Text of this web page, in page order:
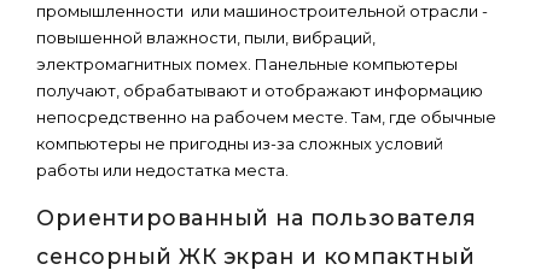
промышленности или машиностроительной отрасли -
повышенной влажности, пыли, вибраций,
электромагнитных помех. Панельные компьютеры
получают, обрабатывают и отображают информацию
непосредственно на рабочем месте. Там, где обычные
компьютеры не пригодны из-за сложных условий
работы или недостатка места.
Ориентированный на пользователя
сенсорный ЖК экран и компактный